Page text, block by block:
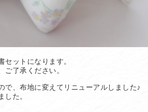
ットになります。
了承ください。
、布地に変えてリニューアルしました♪
た。